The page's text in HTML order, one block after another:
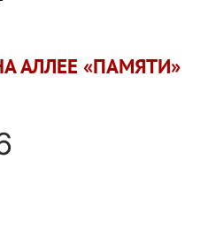
АЛЛЕЕ «ПАМЯТИ»